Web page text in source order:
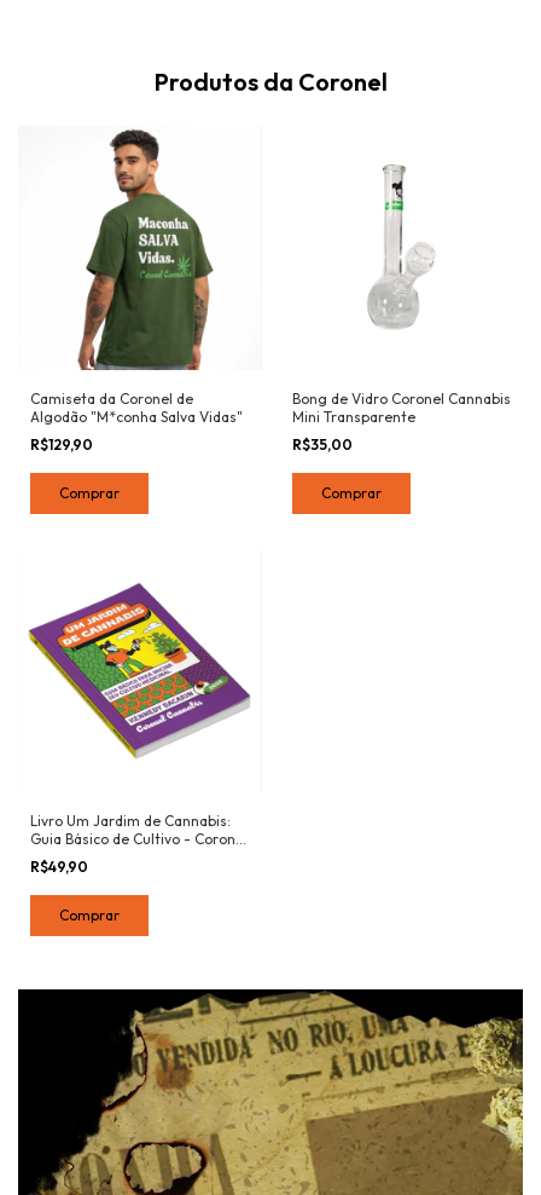
Produtos da Coronel
Camiseta da Coronel de
Algodão "M*conha Salva Vidas"
R$129,90
Comprar
Bong de Vidro Coronel Cannabis
Mini Transparente
R$35,00
Livro Um Jardim de Cannabis:
Guia Básico de Cultivo - Coronel
Cannabis
R$49,90